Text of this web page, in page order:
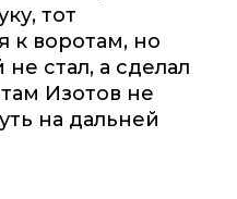
тот
к воротам, но
не стал, а сделал
Изотов не
на дальней